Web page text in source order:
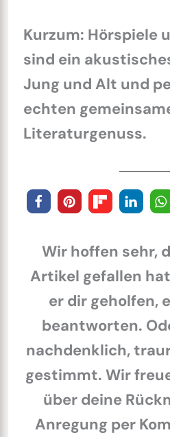
Kurzum: Hörspiele
sind ein
Jung und Alt und
echten
Literaturgenuss.
Wir hoffen sehr,
Artikel gefallen
er dir geholfen,
beantworten.
nachdenklich,
gestimmt. Wir
über deine
Anregung per